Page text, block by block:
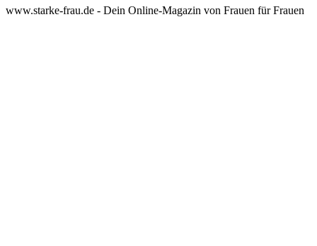
www.starke-frau.de - Dein Online-Magazin von Frauen für Frauen